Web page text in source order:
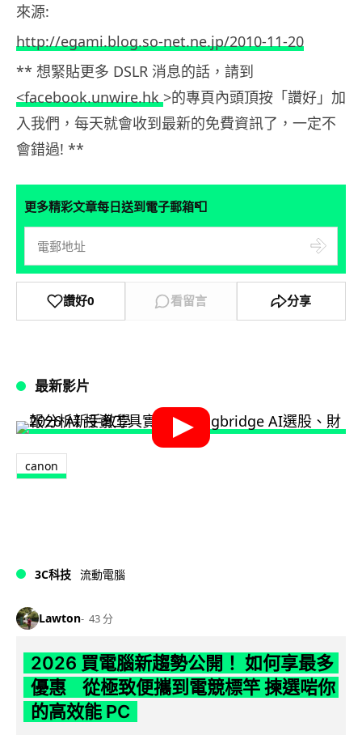
來源:
http://egami.blog.so-net.ne.jp/2010-11-20
** 想緊貼更多 DSLR 消息的話，請到
<facebook.unwire.hk>的專頁內頭頂按「讚好」加
入我們，每天就會收到最新的免費資訊了，一定不
會錯過! **
更多精彩文章每日送到電子郵箱📮
讚好0 看留言 分享
最新影片
canon
3C科技 流動電腦
Lawton 43 分
2026 買電腦新趨勢公開！ 如何享最多
優惠 從極致便攜到電競標竿 揀選啱你
的高效能 PC